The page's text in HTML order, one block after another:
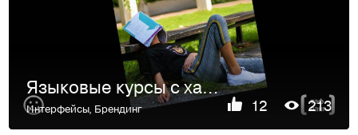
Языковые курсы с характером | сайт + KV
Интерфейсы, Брендинг 12 213